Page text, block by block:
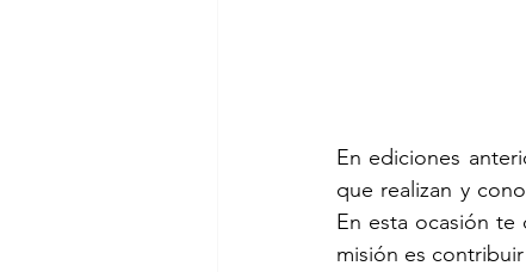
En ediciones
que realizan y
En esta ocasión te
misión es